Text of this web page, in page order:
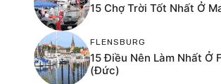
15 Chợ Trời Tốt Nhất Ở
FLENSBURG
15 Điều Nên Làm Nhất Ở
(Đức)